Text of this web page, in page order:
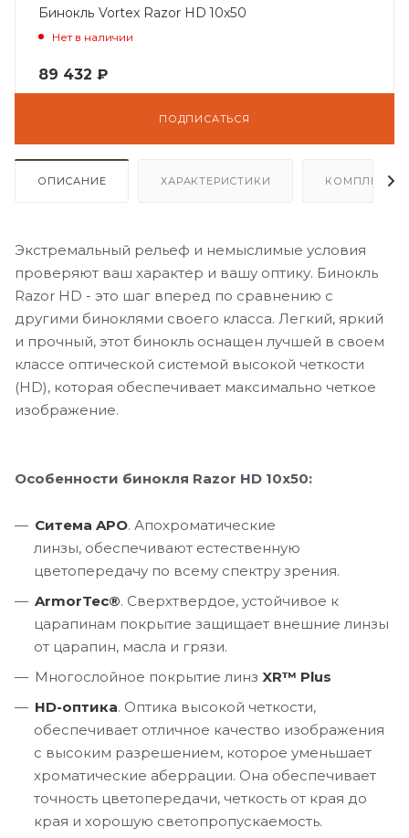
Бинокль Vortex Razor HD 10x50
Нет в наличии
89 432 ₽
ПОДПИСАТЬСЯ
ОПИСАНИЕ ХАРАКТЕРИСТИКИ
Экстремальный рельеф и немыслимые условия
проверяют ваш характер и вашу оптику. Бинокль
Razor HD - это шаг вперед по сравнению с
другими биноклями своего класса. Легкий, яркий
и прочный, этот бинокль оснащен лучшей в своем
классе оптической системой высокой четкости
(HD), которая обеспечивает максимально четкое
изображение.
Особенности бинокля Razor HD 10x50:
Ситема APO. Апохроматические
линзы, обеспечивают естественную
цветопередачу по всему спектру зрения.
ArmorTec®. Сверхтвердое, устойчивое к
царапинам покрытие защищает внешние линзы
от царапин, масла и грязи.
Многослойное покрытие линз XR™ Plus
HD-оптика. Оптика высокой четкости,
обеспечивает отличное качество изображения
с высоким разрешением, которое уменьшает
хроматические аберрации. Она обеспечивает
точность цветопередачи, четкость от края до
края и хорошую светопропускаемость.